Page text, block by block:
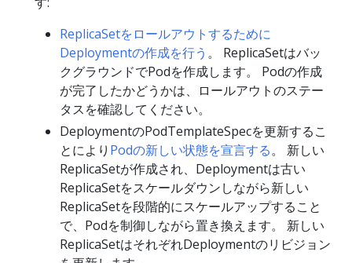
ReplicaSetをロールアウトするために
Deploymentの作成を行う 。 ReplicaSetはバッ
クグラウンドでPodを作成します。 Podの作成
が完了したかどうかは、ロールアウトのステー
タスを確認してください。
DeploymentのPodTemplateSpecを更新するこ
とにより Podの新しい状態を宣言する。 新しい
ReplicaSetが作成され、Deploymentは古い
ReplicaSetをスケールダウンしながら新しい
ReplicaSetを段階的にスケールアップすること
で、Podを制御しながら置き換えます。 新しい
ReplicaSetはそれぞれDeploymentのリビジョン